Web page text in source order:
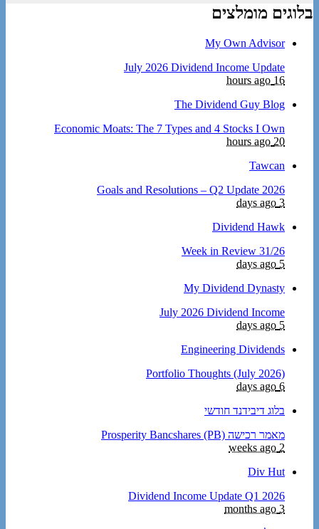
בלוגים מומלצים
My Own Advisor
July 2026 Dividend Income Update
16 hours ago
The Dividend Guy Blog
Economic Moats: The 7 Types and 4 Stocks I Own
20 hours ago
Tawcan
2026 Goals and Resolutions – Q2 Update
3 days ago
Dividend Hawk
Week in Review 31/26
5 days ago
My Dividend Dynasty
July 2026 Dividend Income
5 days ago
Engineering Dividends
Portfolio Thoughts (July 2026)
6 days ago
בלוג דיבידנד חודשי
מאמר רכישה Prosperity Bancshares (PB)
2 weeks ago
Div Hut
Dividend Income Update Q1 2026
3 months ago